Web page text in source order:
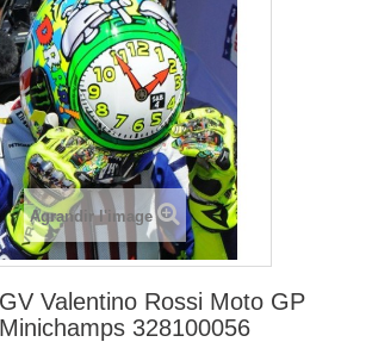
Agrandir l'image
Valentino Rossi Moto GP
328100056